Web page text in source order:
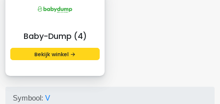
Baby-Dump (4)
Bekijk winkel →
Symbool:V